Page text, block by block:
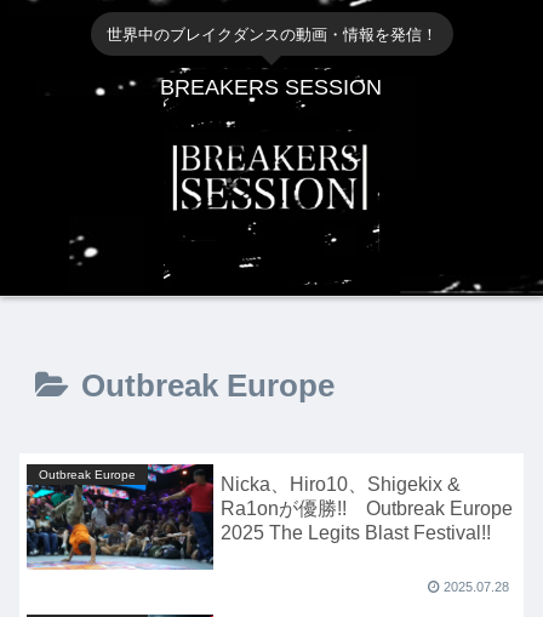
世界中のブレイクダンスの動画・情報を発信！
BREAKERS SESSION
Outbreak Europe
Outbreak Europe
Nicka、Hiro10、Shigekix &
Ra1onが優勝!! Outbreak Europe
2025 The Legits Blast Festival!!
2025.07.28